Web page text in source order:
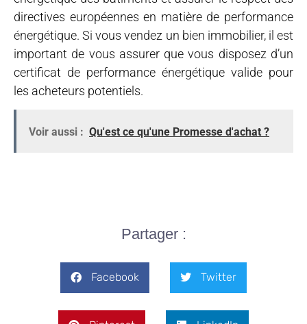
directives européennes en matière de performance
énergétique. Si vous vendez un bien immobilier, il est
important de vous assurer que vous disposez d’un
certificat de performance énergétique valide pour
les acheteurs potentiels.
Voir aussi : Qu'est ce qu'une Promesse d'achat ?
Partager :
Facebook Twitter